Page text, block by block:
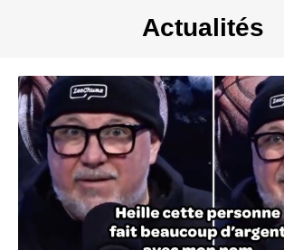
Actualités